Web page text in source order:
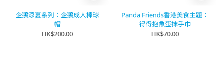
企鵝涼夏系列：企鵝成人棒球
帽
HK$200.00
Panda Friends香港美食主題：
得得抱魚蛋抹手巾
HK$70.00